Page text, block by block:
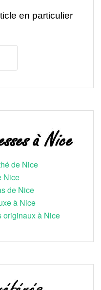
en particulier
de Nice
Nice
de Nice
à Nice
originaux à Nice